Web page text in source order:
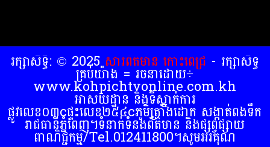
រក្សាសិទ្ធិ: © 2025សារព័ត៍មាន កោះពេជ្រ - រក្សាសិទ្ធ
គ្រប់យ៉ាង = រចនាដោយ÷
www.kohpichtvonline.com.kh
អាសយដ្ឋាន និងទីស្នាក់ការ
ផ្លូវលេខ០៣cផ្ទះលេខ២៥៤cភូមិត្រាំងដោក សង្កាត់ពងទឹក
រាជធានីភ្នំពេញ។ទំនាក់ទំនងព័ត៌មាន និងផ្សព្វផ្សាយ
ពាណិជ្ជកម្ម/Tel.012411800។សូមអរគុណ